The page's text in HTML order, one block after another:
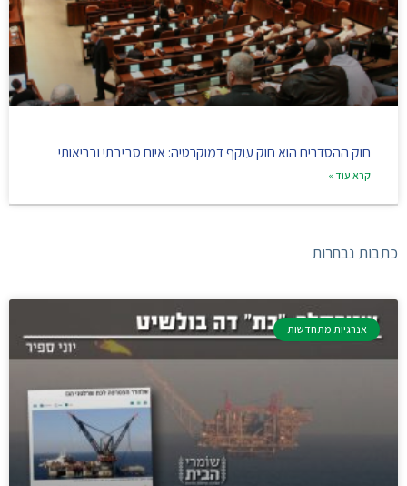
חוק ההסדרים הוא חוק עוקף דמוקרטיה: איום סביבתי ובריאותי
קרא עוד »
כתבות נבחרות
אנרגיות מתחדשות